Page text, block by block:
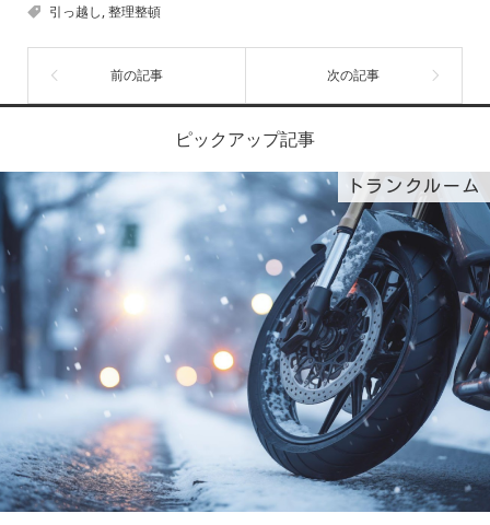
引っ越し,整理整頓
ピックアップ記事
トランクルーム